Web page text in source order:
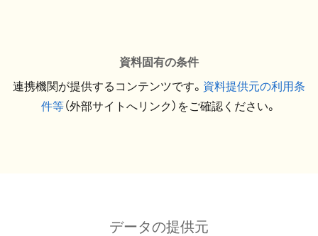
資料固有の条件
連携機関が提供するコンテンツです。 資料提供元の利用条
件等（外部サイトへリンク）をご確認ください。
データの提供元